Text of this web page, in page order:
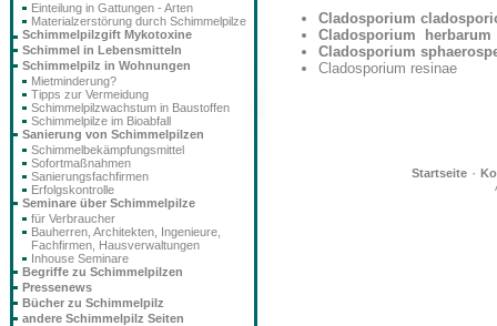
Cladosporium
Cladosporium herbarum
Cladosporium
Cladosporium resinae
Startseite·
Einteilung in Gattungen - Arten
Materialzerstörung durch Schimmelpilze
Schimmelpilzgift Mykotoxine
Schimmel in Lebensmitteln
Schimmelpilz in Wohnungen
Mietminderung?
Tipps zur Vermeidung
Schimmelpilzwachstum in Baustoffen
Schimmelpilze im Bioabfall
Sanierung von Schimmelpilzen
Schimmelbekämpfungsmittel
Sofortmaßnahmen
Sanierungsfachfirmen
Erfolgskontrolle
Seminare über Schimmelpilze
für Verbraucher
Bauherren, Architekten, Ingenieure,
Fachfirmen, Hausverwaltungen
Inhouse Seminare
Begriffe zu Schimmelpilzen
Pressenews
Bücher zu Schimmelpilz
andere Schimmelpilz Seiten